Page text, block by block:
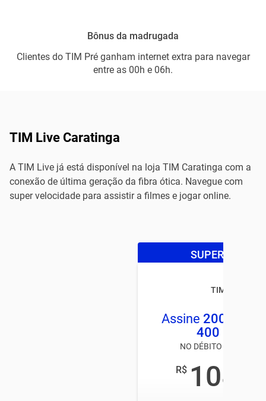
Bônus da madrugada
Clientes do TIM Pré ganham internet extra para navegar
entre as 00h e 06h.
TIM Live Caratinga
A TIM Live já está disponível na loja TIM Caratinga com a
conexão de última geração da fibra ótica. Navegue com
super velocidade para assistir a filmes e jogar online.
SUPER OFERTA
TIM LIVE
Assine 200MB
400 MEGA
NO DÉBITO
R$ 108